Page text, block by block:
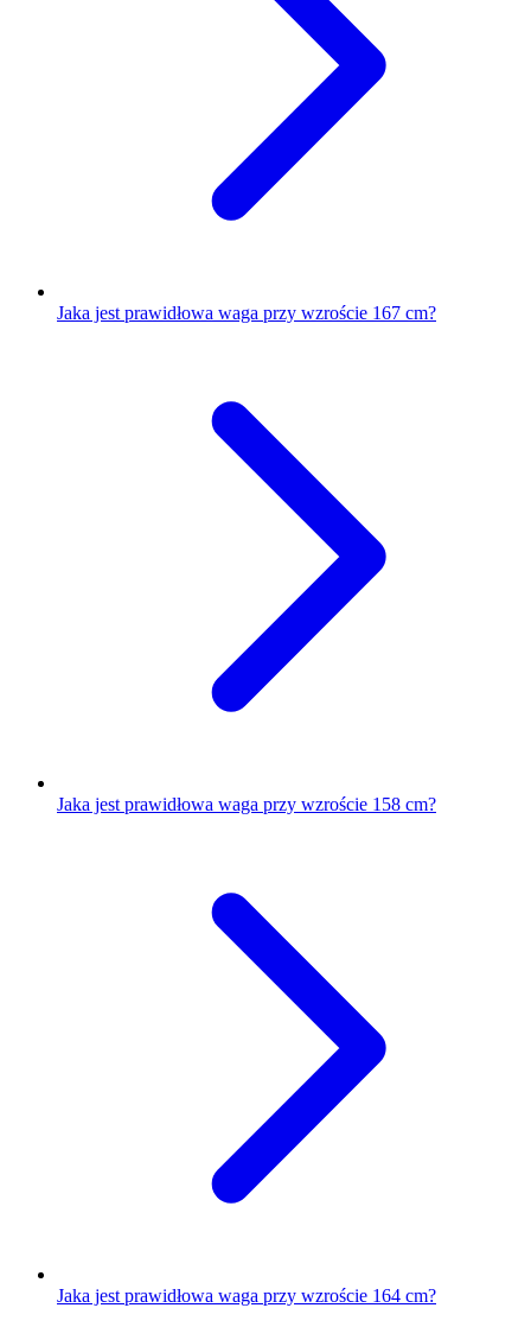
Jaka jest prawidłowa waga przy wzroście 167 cm?
Jaka jest prawidłowa waga przy wzroście 158 cm?
Jaka jest prawidłowa waga przy wzroście 164 cm?